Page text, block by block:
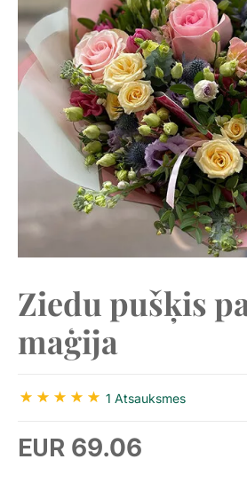
Previous
Ziedu pušķis
maģija
1 Atsauksmes
EUR 69.06